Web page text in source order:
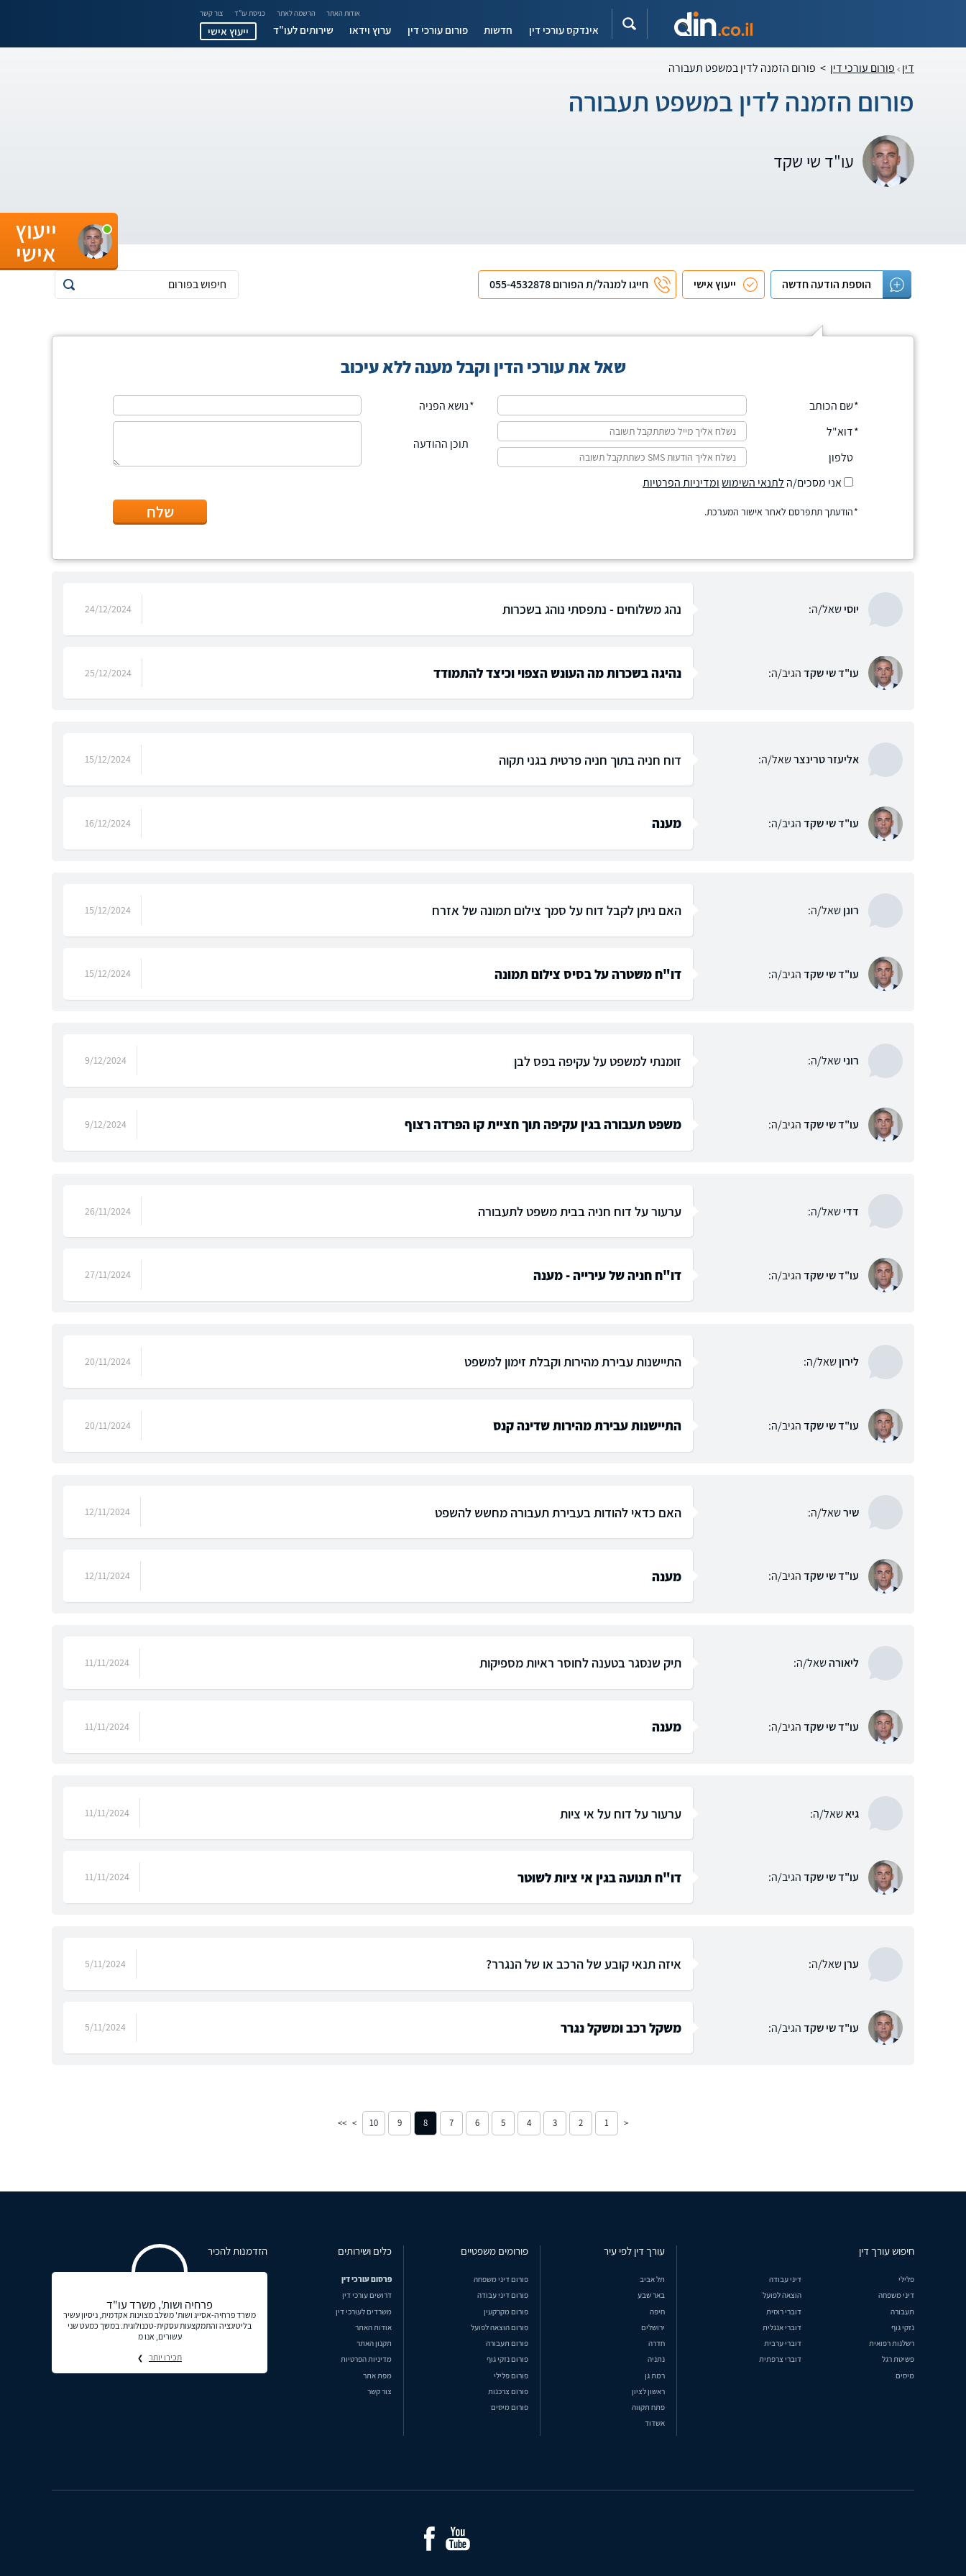
אודות האתר הרשמה לאתר כניסת עו"ד צור קשר
אינדקס עורכי דין חדשות פורום עורכי דין ערוץ וידאו שירותים לעו"ד ייעוץ אישי
דין פורום עורכי דין > פורום הזמנה לדין במשפט תעבורה
פורום הזמנה לדין במשפט תעבורה
עו"ד שי שקד
הוספת הודעה חדשה ייעוץ אישי חייגו למנהל/ת הפורום 055-4532878
שאל את עורכי הדין וקבל מענה ללא עיכוב
שם הכותב
דוא"ל
טלפון
נושא הפניה
תוכן ההודעה
אני מסכים/ה לתנאי השימושומדיניות הפרטיות
הודעתך תתפרסם לאחר אישור המערכת. שלח
יוסישאל/ה: נהג משלוחים - נתפסתי נוהג בשכרות 24/12/2024
עו"ד שי שקדהגיב/ה: נהיגה בשכרות מה העונש הצפוי וכיצד להתמודד 25/12/2024
אליעזר טרינצרשאל/ה: דוח חניה בתוך חניה פרטית בגני תקוה 15/12/2024
עו"ד שי שקדהגיב/ה: מענה 16/12/2024
רונןשאל/ה: האם ניתן לקבל דוח על סמך צילום תמונה של אזרח 15/12/2024
עו"ד שי שקדהגיב/ה: דו"ח משטרה על בסיס צילום תמונה 15/12/2024
רונישאל/ה: זומנתי למשפט על עקיפה בפס לבן 9/12/2024
עו"ד שי שקדהגיב/ה: משפט תעבורה בגין עקיפה תוך חציית קו הפרדה רצוף 9/12/2024
דדישאל/ה: ערעור על דוח חניה בבית משפט לתעבורה 26/11/2024
עו"ד שי שקדהגיב/ה: דו"ח חניה של עירייה - מענה 27/11/2024
לירוןשאל/ה: התיישנות עבירת מהירות וקבלת זימון למשפט 20/11/2024
עו"ד שי שקדהגיב/ה: התיישנות עבירת מהירות שדינה קנס 20/11/2024
שירשאל/ה: האם כדאי להודות בעבירת תעבורה מחשש להשפט 12/11/2024
עו"ד שי שקדהגיב/ה: מענה 12/11/2024
ליאורהשאל/ה: תיק שנסגר בטענה לחוסר ראיות מספיקות 11/11/2024
עו"ד שי שקדהגיב/ה: מענה 11/11/2024
גיאשאל/ה: ערעור על דוח על אי ציות 11/11/2024
עו"ד שי שקדהגיב/ה: דו"ח תנועה בגין אי ציות לשוטר 11/11/2024
ערןשאל/ה: איזה תנאי קובע של הרכב או של הנגרר? 5/11/2024
עו"ד שי שקדהגיב/ה: משקל רכב ומשקל נגרר 5/11/2024
1
2
3
4
5
6
7
8
9
10
ייעוץ
אישי
חיפוש עורך דין
פלילי
דיני עבודה
דיני משפחה
הוצאה לפועל
תעבורה
דוברי רוסית
נזקי גוף
דוברי אנגלית
רשלנות רפואית
דוברי ערבית
פשיטת רגל
דוברי צרפתית
מיסים
עורך דין לפי עיר
תל אביב
באר שבע
חיפה
ירושלים
חדרה
נתניה
רמת גן
ראשון לציון
פתח תקווה
אשדוד
פורומים משפטיים
פורום דיני משפחה
פורום דיני עבודה
פורום מקרקעין
פורום הוצאה לפועל
פורום תעבורה
פורום נזקי גוף
פורום פלילי
פורום צרכנות
פורום מיסים
כלים ושירותים
פרסום עורכי דין
דרושים עורכי דין
משרדים לעורכי דין
אודות האתר
תקנון האתר
מדיניות הפרטיות
מפת אתר
צור קשר
הזדמנות להכיר
פרחיה ושות', משרד עו"ד
משרד פרחיה-אסייג ושות' משלב מצוינות אקדמית, ניסיון עשיר
בליטיגציה והתמקצעות עסקית-טכנולוגית. במשך כמעט שני
עשורים, אנו מ
תכירו יותר